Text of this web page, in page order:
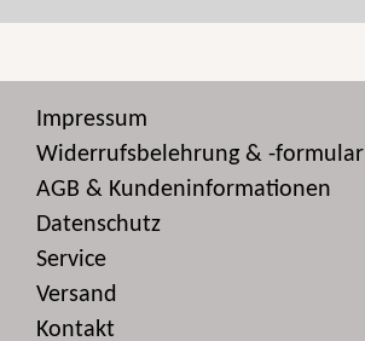
Impressum
Widerrufsbelehrung & -formular
AGB & Kundeninformationen
Datenschutz
Service
Versand
Kontakt